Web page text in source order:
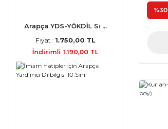
Arapça YDS-YÖKDİL Sı ...
Fiyat : 1.750,00 TL
İndirimli 1.190,00 TL
%30